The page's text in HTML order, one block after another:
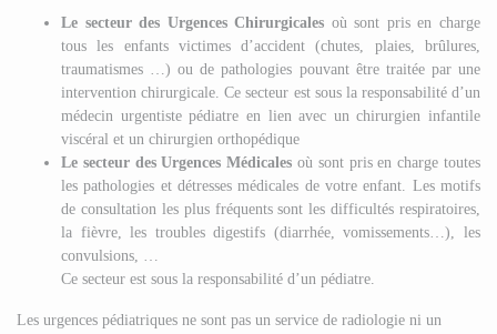
Le secteur des Urgences Chirurgicales où sont pris en charge
tous les enfants victimes d’accident (chutes, plaies, brûlures,
traumatismes …) ou de pathologies pouvant être traitée par une
intervention chirurgicale. Ce secteur est sous la responsabilité d’un
médecin urgentiste pédiatre en lien avec un chirurgien infantile
viscéral et un chirurgien orthopédique
Le secteur des Urgences Médicales où sont pris en charge toutes
les pathologies et détresses médicales de votre enfant. Les motifs
de consultation les plus fréquents sont les difficultés respiratoires,
la fièvre, les troubles digestifs (diarrhée, vomissements…), les
convulsions, …
Ce secteur est sous la responsabilité d’un pédiatre.
Les urgences pédiatriques ne sont pas un service de radiologie ni un